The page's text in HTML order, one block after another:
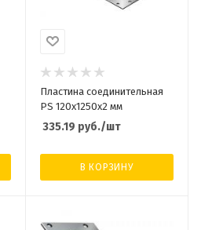
Пластина соединительная
PS 120х1250х2 мм
335.19 руб./шт
В КОРЗИНУ